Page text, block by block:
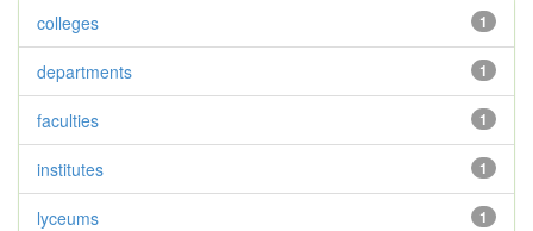
1
colleges
1
departments
1
faculties
1
institutes
1
lyceums